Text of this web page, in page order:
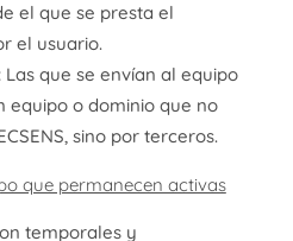
el que se presta el
el usuario.
que se envían al equipo
equipo o dominio que no
sino por terceros.
que permanecen activas
temporales y